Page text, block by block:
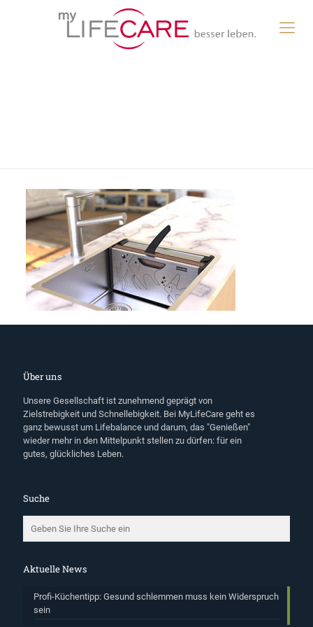
Über uns
Unsere Gesellschaft ist zunehmend geprägt von
Zielstrebigkeit und Schnellebigkeit. Bei MyLifeCare geht es
ganz bewusst um Lifebalance und darum, das "Genießen"
wieder mehr in den Mittelpunkt stellen zu dürfen: für ein
gutes, glückliches Leben.
Suche
Aktuelle News
Profi-Küchentipp: Gesund schlemmen muss kein Widerspruch
sein